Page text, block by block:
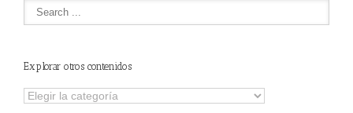
Explorar otros contenidos
Explorar